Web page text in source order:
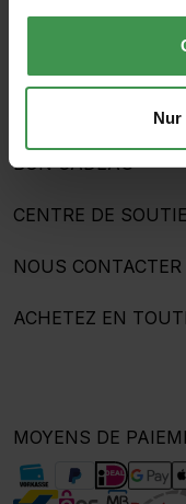
Nur
MEINEWAND BLOG
BON CADEAU
CENTRE DE
NOUS CONTACTER
ACHETEZ EN
MOYENS DE